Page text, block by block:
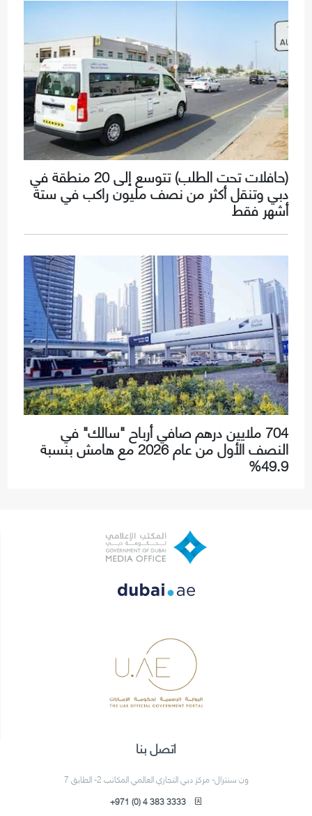
(حافلات تحت الطلب) تتوسع إلى 20 منطقة في
دبي وتنقل أكثر من نصف مليون راكب في ستة
أشهر فقط
704 ملايين درهم صافي أرباح "سالك" في
النصف الأول من عام 2026 مع هامش بنسبة
49.9%
اتصل بنا
ون سنترال- مركز دبي التجاري العالمي المكاتب 2- الطابق 7
+971 (0) 4 383 3333